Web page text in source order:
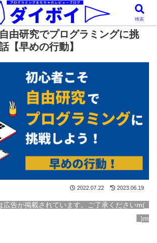
由研究でプログラミングに挑
【早めの行動】
2022.07.22 2023.06.19
告が掲載されています。ご了承くださいm(_
_)m
検索